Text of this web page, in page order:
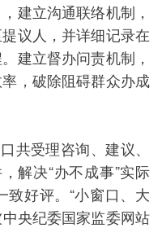
建立沟通联络机制，
议人，并详细记录在
建立督办问责机制，
，破除阻碍群众办成
受理咨询、建议、
解决“办不成事”实际
致好评。“小窗口、大
中央纪委国家监委网站